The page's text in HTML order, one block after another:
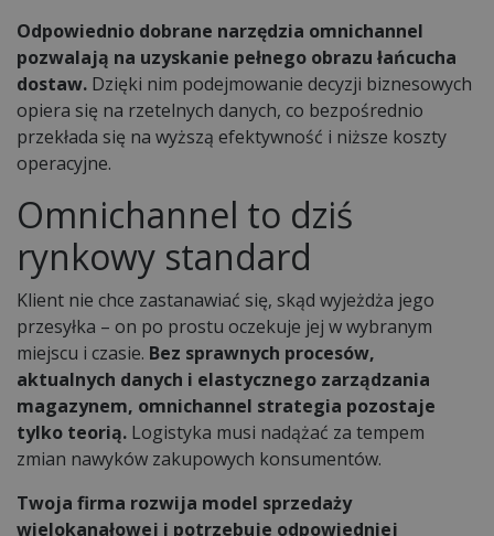
Odpowiednio dobrane narzędzia omnichannel
pozwalają na uzyskanie pełnego obrazu łańcucha
dostaw. Dzięki nim podejmowanie decyzji biznesowych
opiera się na rzetelnych danych, co bezpośrednio
przekłada się na wyższą efektywność i niższe koszty
operacyjne.
Omnichannel to dziś
rynkowy standard
Klient nie chce zastanawiać się, skąd wyjeżdża jego
przesyłka – on po prostu oczekuje jej w wybranym
miejscu i czasie. Bez sprawnych procesów,
aktualnych danych i elastycznego zarządzania
magazynem, omnichannel strategia pozostaje
tylko teorią. Logistyka musi nadążać za tempem
zmian nawyków zakupowych konsumentów.
Twoja firma rozwija model sprzedaży
wielokanałowej i potrzebuje odpowiedniej